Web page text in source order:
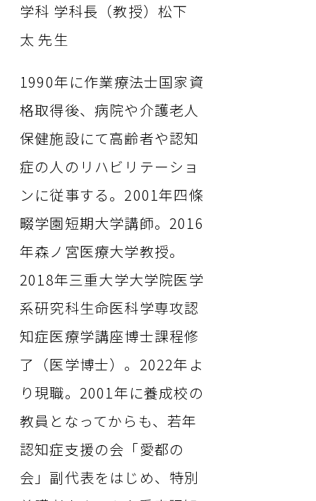
学科 学科長（教授）松下
太 先生
1990年に作業療法士国家資
格取得後、病院や介護老人
保健施設にて高齢者や認知
症の人のリハビリテーショ
ンに従事する。2001年四條
畷学園短期大学講師。2016
年森ノ宮医療大学教授。
2018年三重大学大学院医学
系研究科生命医科学専攻認
知症医療学講座博士課程修
了（医学博士）。2022年よ
り現職。2001年に養成校の
教員となってからも、若年
認知症支援の会「愛都の
会」副代表をはじめ、特別